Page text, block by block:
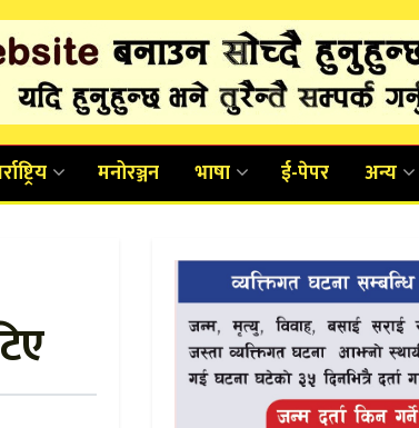
मनोरञ्जन भाषा ई-पेपर अन्य